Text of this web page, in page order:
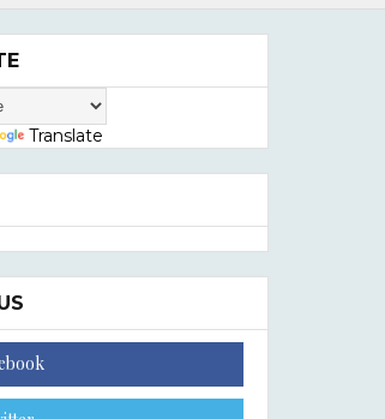
Translate